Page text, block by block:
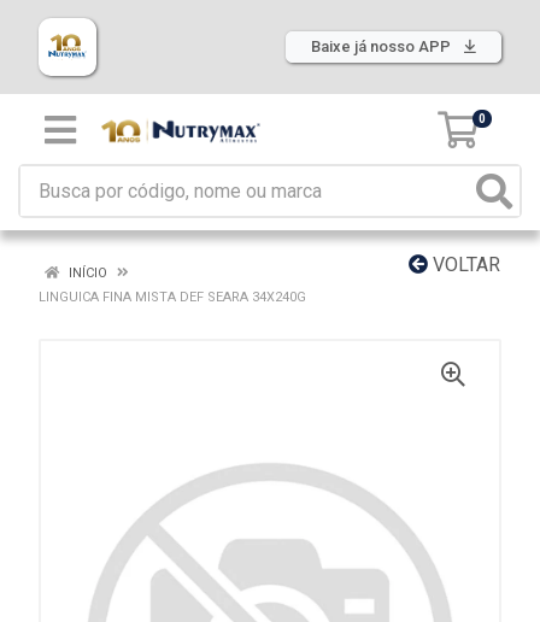
Baixe já nosso APP
0
VOLTAR
INÍCIO
LINGUICA FINA MISTA DEF SEARA 34X240G